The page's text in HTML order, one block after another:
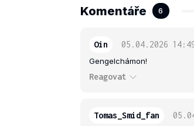
Komentáře 6
Oin 05.04.2026
Gengelchámon!
Reagovat
Tomas_Smid_fan